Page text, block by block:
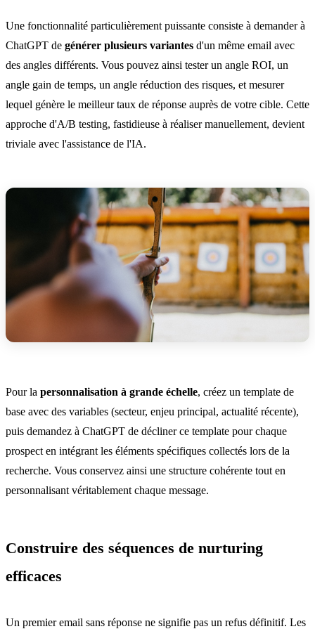
Une fonctionnalité particulièrement puissante consiste à demander à
ChatGPT de générer plusieurs variantes d'un même email avec
des angles différents. Vous pouvez ainsi tester un angle ROI, un
angle gain de temps, un angle réduction des risques, et mesurer
lequel génère le meilleur taux de réponse auprès de votre cible. Cette
approche d'A/B testing, fastidieuse à réaliser manuellement, devient
triviale avec l'assistance de l'IA.
Pour la personnalisation à grande échelle, créez un template de
base avec des variables (secteur, enjeu principal, actualité récente),
puis demandez à ChatGPT de décliner ce template pour chaque
prospect en intégrant les éléments spécifiques collectés lors de la
recherche. Vous conservez ainsi une structure cohérente tout en
personnalisant véritablement chaque message.
Construire des séquences de nurturing
efficaces
Un premier email sans réponse ne signifie pas un refus définitif. Les